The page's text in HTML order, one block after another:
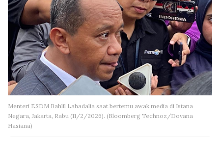
Menteri ESDM Bahlil Lahadalia saat bertemu awak media di Istana
Negara, Jakarta, Rabu (11/2/2026). (Bloomberg Technoz/Dovana
Hasiana)